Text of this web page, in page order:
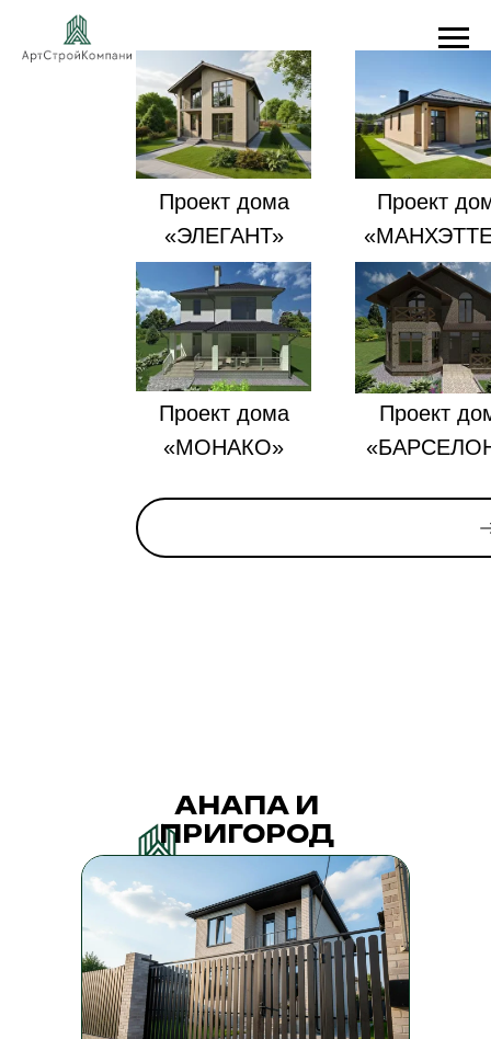
Проект дома
«ЭЛЕГАНТ»
Проект
Проект дома
«МОНАКО»
Проект
АНАПА И
ПРИГОРОД